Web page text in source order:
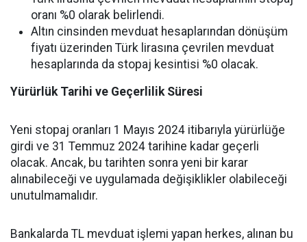
oranı %0 olarak belirlendi.
Altın cinsinden mevduat hesaplarından dönüşüm
fiyatı üzerinden Türk lirasına çevrilen mevduat
hesaplarında da stopaj kesintisi %0 olacak.
Yürürlük Tarihi ve Geçerlilik Süresi
Yeni stopaj oranları 1 Mayıs 2024 itibarıyla yürürlüğe
girdi ve 31 Temmuz 2024 tarihine kadar geçerli
olacak. Ancak, bu tarihten sonra yeni bir karar
alınabileceği ve uygulamada değişiklikler olabileceği
unutulmamalıdır.
Bankalarda TL mevduat işlemi yapan herkes, alınan bu